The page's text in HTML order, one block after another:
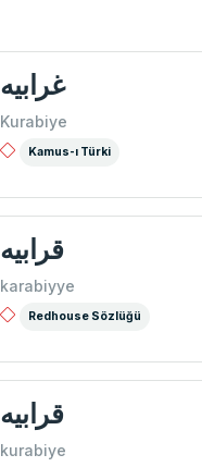
غرابيه
Kurabiye
Kamus-ı Türki
قرابيه
karabiyye
Redhouse Sözlüğü
قرابيه
kurabiye